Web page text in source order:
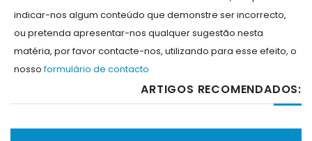
indicar-nos algum conteúdo que demonstre ser incorrecto,
ou pretenda apresentar-nos qualquer sugestão nesta
matéria, por favor contacte-nos, utilizando para esse efeito, o
nossoformulário de contacto
ARTIGOS RECOMENDADOS: